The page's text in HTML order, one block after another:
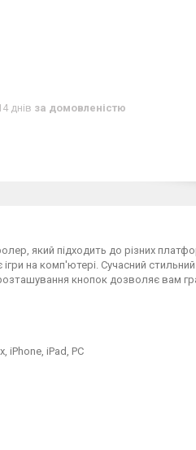
днів за домовленістю
який підходить до різних
на комп'ютері. Сучасний
кнопок дозволяє вам
iPhone, iPad, PC